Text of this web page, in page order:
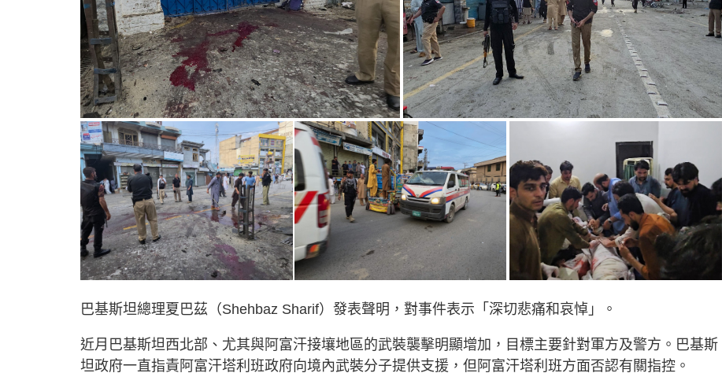
巴基斯坦總理夏巴茲（Shehbaz Sharif）發表聲明，對事件表示「深切悲痛和哀悼」。
近月巴基斯坦西北部、尤其與阿富汗接壤地區的武裝襲擊明顯增加，目標主要針對軍方及警方。巴基斯
坦政府一直指責阿富汗塔利班政府向境內武裝分子提供支援，但阿富汗塔利班方面否認有關指控。